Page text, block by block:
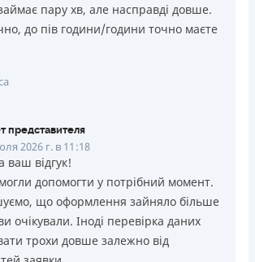
пару хв, але насправді довше.
до пів години/години точно маєте
представителя
2026 г. в 11:18
ваш відгук!
допомогти у потрібний момент.
що оформлення зайняло більше
очікували. Іноді перевірка даних
трохи довше залежно від